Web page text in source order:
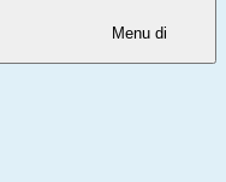
Menu di